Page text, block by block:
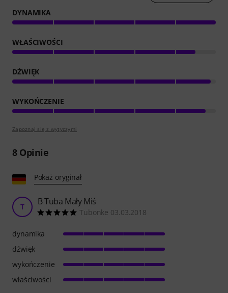
DYNAMIKA
WŁAŚCIWOŚCI
DŹWIĘK
WYKOŃCZENIE
Zapoznaj się z wytyczymi
8Opinie
Pokaż oryginał
T B Tuba Mały Miś
Tubonke 03.03.2018
dynamika
dźwięk
wykończenie
właściwości